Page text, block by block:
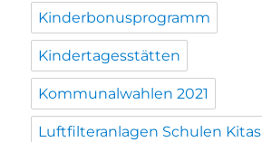
Kinderbonusprogramm
Kindertagesstätten
Kommunalwahlen 2021
Luftfilteranlagen Schulen Kitas